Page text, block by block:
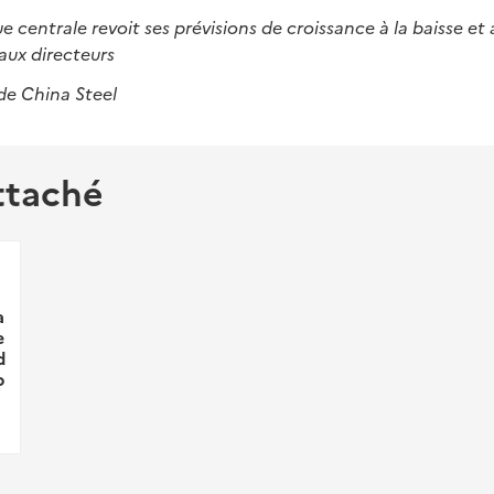
centrale revoit ses prévisions de croissance à la baisse et
directeurs
China Steel